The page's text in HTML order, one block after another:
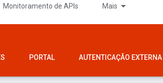
Monitoramento de APIs Mais
PORTAL AUTENTICAÇÃO EXTERNA